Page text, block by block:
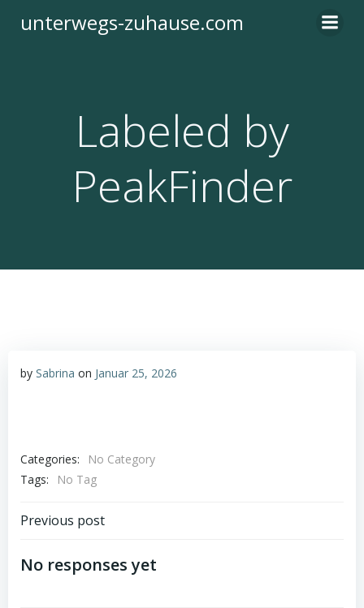
Inhalt
unterwegs-zuhause.com
Labeled by
PeakFinder
by Sabrina on Januar 25, 2026
Categories:
No Category
Tags:
No Tag
Post
navigation
Previous post
No responses yet